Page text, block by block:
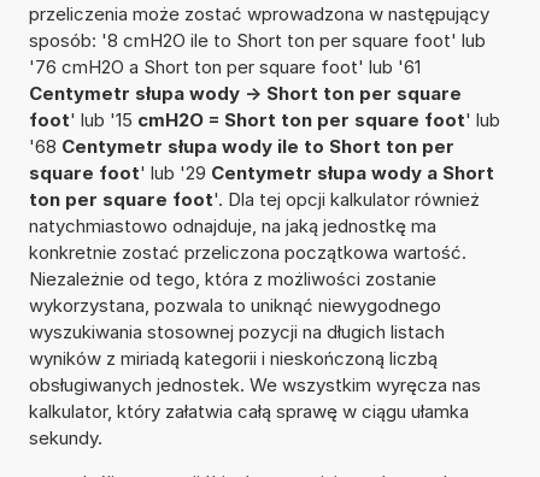
przeliczenia może zostać wprowadzona w następujący
sposób: '8 cmH2O ile to Short ton per square foot' lub
'76 cmH2O a Short ton per square foot' lub '61
Centymetr słupa wody -> Short ton per square
foot' lub '15 cmH2O = Short ton per square foot' lub
'68 Centymetr słupa wody ile to Short ton per
square foot' lub '29 Centymetr słupa wody a Short
ton per square foot'. Dla tej opcji kalkulator również
natychmiastowo odnajduje, na jaką jednostkę ma
konkretnie zostać przeliczona początkowa wartość.
Niezależnie od tego, która z możliwości zostanie
wykorzystana, pozwala to uniknąć niewygodnego
wyszukiwania stosownej pozycji na długich listach
wyników z miriadą kategorii i nieskończoną liczbą
obsługiwanych jednostek. We wszystkim wyręcza nas
kalkulator, który załatwia całą sprawę w ciągu ułamka
sekundy.